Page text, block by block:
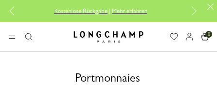
Kostenlose Rückgabe|Mehr erfahren
MENÜSuche Longchamp - Home
0
Portmonnaies